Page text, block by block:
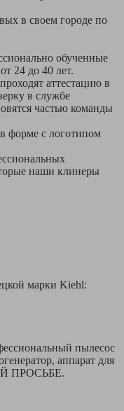
в своем городе по
обученные
24 до 40 лет.
аттестацию в
в службе
частью команды
форме с логотипом
наши клинеры
марки Kiehl:
пылесос
аппарат для
ПРОСЬБЕ.